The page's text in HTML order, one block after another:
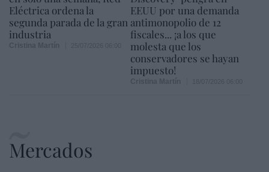
Eléctrica ordena la
segunda parada de la gran
industria
EEUU por una demanda
antimonopolio de 12
fiscales... ¡a los que
molesta que los
conservadores se hayan
impuesto!
Mercados